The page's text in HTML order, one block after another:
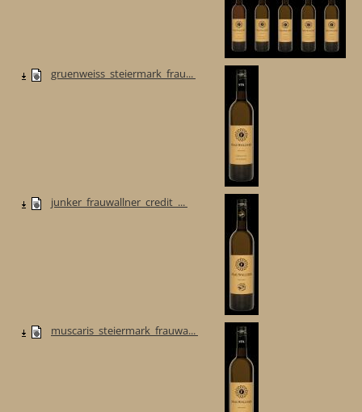
gruenweiss_steiermark_frau...
junker_frauwallner_credit_...
muscaris_steiermark_frauwa...